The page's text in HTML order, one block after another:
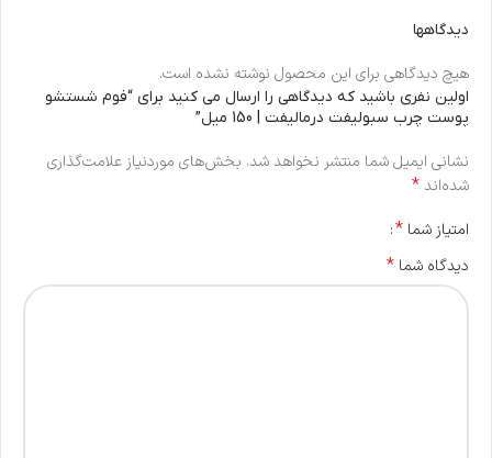
دیدگاهها
هیچ دیدگاهی برای این محصول نوشته نشده است.
اولین نفری باشید که دیدگاهی را ارسال می کنید برای “فوم شستشو
پوست چرب سبولیفت درمالیفت | 150 میل”
نشانی ایمیل شما منتشر نخواهد شد. بخش‌های موردنیاز علامت‌گذاری
شده‌اند*
امتیاز شما *
دیدگاه شما *